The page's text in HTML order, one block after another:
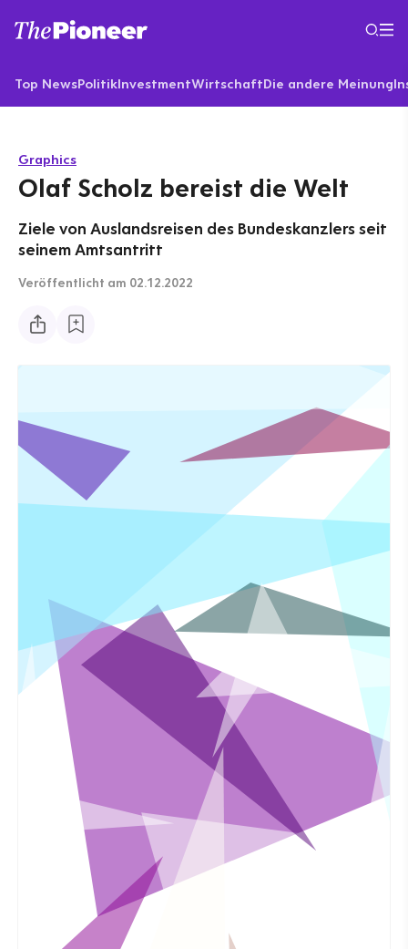
Top NewsPolitikInvestmentWirtschaftDie andere Meinung
Graphics
Olaf Scholz bereist die Welt
Ziele von Auslandsreisen des Bundeskanzlers seit
seinem Amtsantritt
Veröffentlicht am 02.12.2022